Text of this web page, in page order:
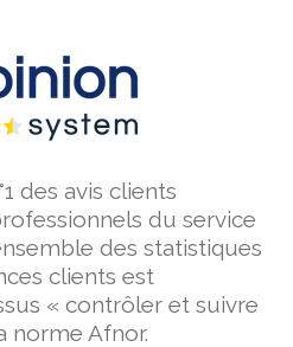
des avis clients
du service
des statistiques
clients est
« contrôler et suivre
norme Afnor.